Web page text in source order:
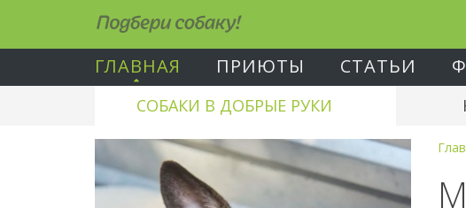
Подбери собаку!
ГЛАВНАЯ ПРИЮТЫ СТАТЬИ
СОБАКИ В ДОБРЫЕ РУКИ